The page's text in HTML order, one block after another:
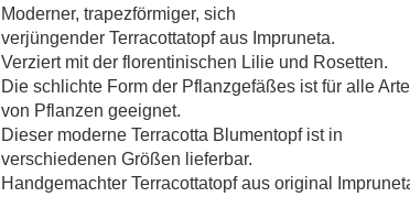
Moderner, trapezförmiger, sich
verjüngender Terracottatopf aus Impruneta.
Verziert mit der florentinischen Lilie und Rosetten.
Die schlichte Form der Pflanzgefäßes ist für alle
von Pflanzen geeignet.
Dieser moderne Terracotta Blumentopf ist in
verschiedenen Größen lieferbar.
Handgemachter Terracottatopf aus original